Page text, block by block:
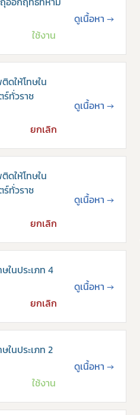
ใช้งาน
ดูเนื้อหา →
ดให้โทษใน
ร์ทั่วราช
ยกเลิก
ดูเนื้อหา →
ดให้โทษใน
ร์ทั่วราช
ยกเลิก
ดูเนื้อหา →
ในประเภท 4
ยกเลิก
ดูเนื้อหา →
ในประเภท 2
ใช้งาน
ดูเนื้อหา →
Subscribe
ที่ท่านต้องการ Subscribe
การขออนุญาต